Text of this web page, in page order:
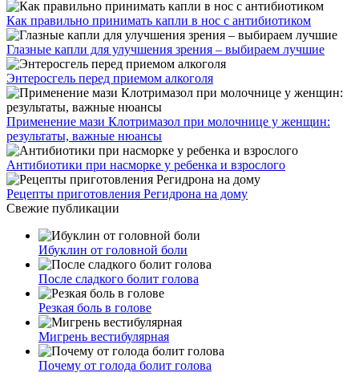
Как правильно принимать капли в нос с антибиотиком
Глазные капли для улучшения зрения – выбираем лучшие
Энтеросгель перед приемом алкоголя
Применение мази Клотримазол при молочнице у женщин:
результаты, важные нюансы
Антибиотики при насморке у ребенка и взрослого
Рецепты приготовления Регидрона на дому
Свежие публикации
Ибуклин от головной боли
После сладкого болит голова
Резкая боль в голове
Мигрень вестибулярная
Почему от голода болит голова